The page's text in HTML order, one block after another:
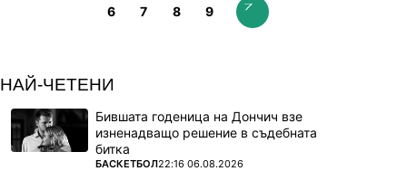
Италия възкръсна в последните секунди
6 7 8 9
НАЙ-ЧЕТЕНИ
Бившата годеница на Дончич взе
изненадващо решение в съдебната
битка
ПОВЕЧЕ ОТ
БАСКЕТБОЛ22:16 06.08.2026